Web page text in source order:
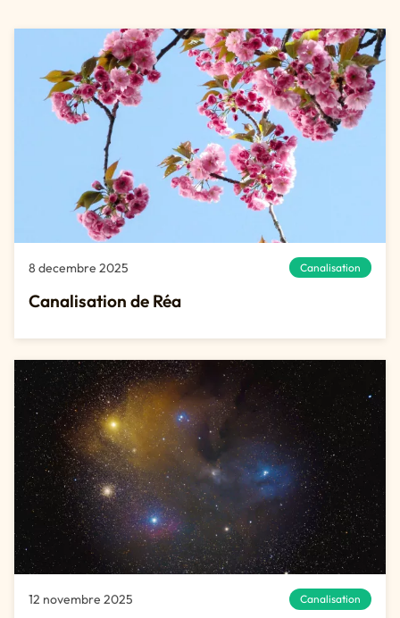
8 decembre 2025 Canalisation
Canalisation de Réa
12 novembre 2025 Canalisation